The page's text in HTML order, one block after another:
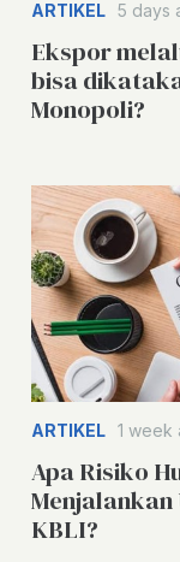
ARTIKEL 5 days
Ekspor
bisa
Monopoli?
ARTIKEL 1 week
Apa Risiko
Menjalankan
KBLI?